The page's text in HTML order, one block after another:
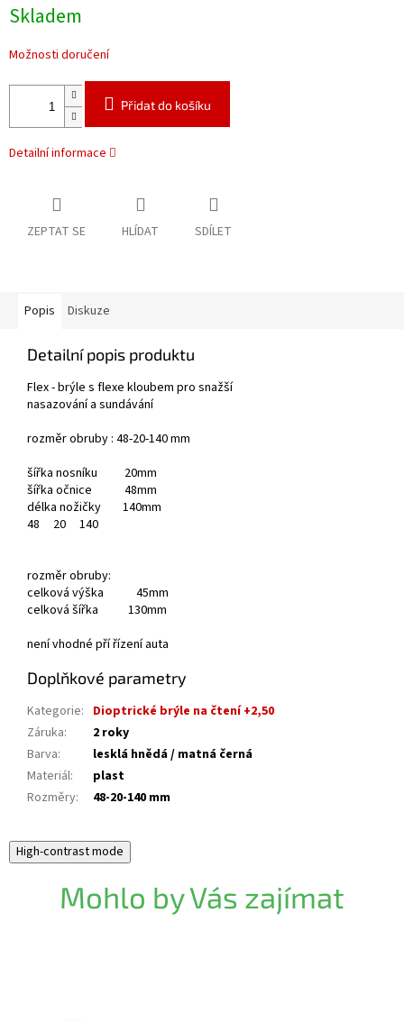
cena:
Skladem
Možnosti doručení
Přidat do košíku
Detailní informace
ZEPTAT SE HLÍDAT SDÍLET
Popis Diskuze
Detailní popis produktu
Flex - brýle s flexe kloubem pro snažší
nasazování a sundávání
rozměr obruby : 48-20-140 mm
šířka nosníku 20mm
šířka očnice 48mm
délka nožičky 140mm
48
20 140
rozměr obruby:
celková výška 45mm
celková šířka 130mm
není vhodné pří řízení auta
Doplňkové parametry
Kategorie: Dioptrické brýle na čtení +2,50
Záruka:
2 roky
Barva:
lesklá hnědá / matná černá
Materiál:
plast
Rozměry: 48-20-140 mm
High-contrast mode
Mohlo by Vás zajímat